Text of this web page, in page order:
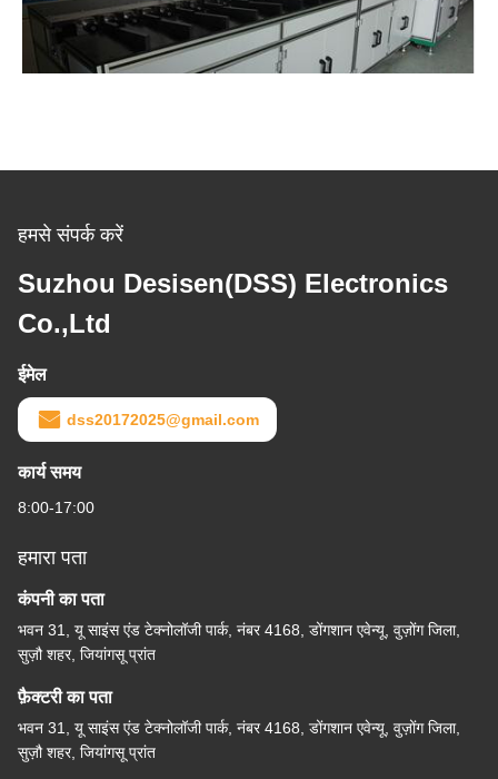
हमसे संपर्क करें
Suzhou Desisen(DSS) Electronics
Co.,Ltd
ईमेल
dss20172025@gmail.com
कार्य समय
8:00-17:00
हमारा पता
कंपनी का पता
भवन 31, यू साइंस एंड टेक्नोलॉजी पार्क, नंबर 4168, डोंगशान एवेन्यू, वुज़ोंग जिला,
सुज़ौ शहर, जियांगसू प्रांत
फ़ैक्टरी का पता
भवन 31, यू साइंस एंड टेक्नोलॉजी पार्क, नंबर 4168, डोंगशान एवेन्यू, वुज़ोंग जिला,
सुज़ौ शहर, जियांगसू प्रांत